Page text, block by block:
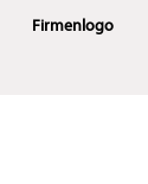
Firmenlogo